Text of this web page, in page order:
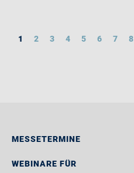
1 2 3 4 5 6 7 8
MESSETERMINE
WEBINARE FÜR